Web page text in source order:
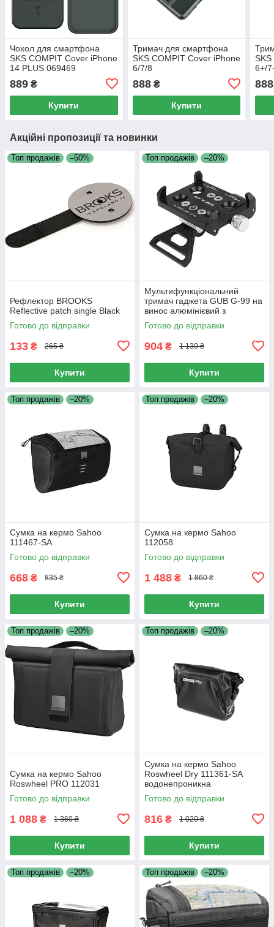
Чохол для смартфона
SKS COMPIT Cover iPhone
14 PLUS 069469
889 ₴
Купити
Тримач для смартфона
SKS COMPIT Cover iPhone
6/7/8
888₴
Купити
6+/
888
Акційні пропозиції та новинки
Топ продажів –50%
Рефлектор BROOKS
Reflective patch single Black
Готово до відправки
133 ₴ 265 ₴
Купити
Топ продажів –20%
Мультифункціональний
тримач гаджета GUB G-99 на
винос алюмінієвий з
кріпленням GoPro/світла,
чорний
Готово до відправки
904 ₴ 1 130 ₴
Купити
Топ продажів –20%
Сумка на кермо Sahoo
111467-SA
Готово до відправки
668 ₴ 835 ₴
Купити
Топ продажів –20%
Сумка на кермо Sahoo
112058
Готово до відправки
1 488 ₴ 1 860 ₴
Купити
Топ продажів –20%
Сумка на кермо Sahoo
Roswheel PRO 112031
Готово до відправки
1 088 ₴ 1 360 ₴
Купити
Топ продажів –20%
Сумка на кермо Sahoo
Roswheel Dry 111361-SA
водонепроникна
Готово до відправки
816 ₴ 1 020 ₴
Купити
Топ продажів –20% Топ продажів –20%